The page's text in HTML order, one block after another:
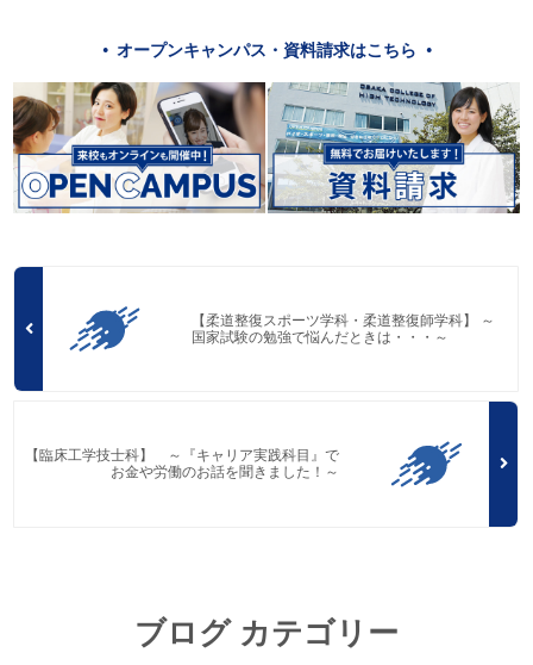
オープンキャンパス・資料請求はこちら
【柔道整復スポーツ学科・柔道整復師学科】 ～
国家試験の勉強で悩んだときは・・・～
【臨床工学技士科】 ～『キャリア実践科目』で
お金や労働のお話を聞きました！～
ブログ カテゴリー